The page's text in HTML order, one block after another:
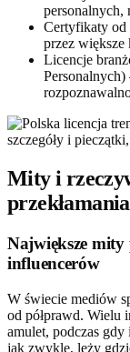
personalnych,
Certyfikaty od
przez większe
Licencje
Mity i
Największe mity
influencerów
W świecie mediów
od półprawd. Wielu
amulet, podczas gdy
jak zwykle, leży